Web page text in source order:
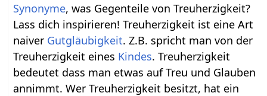
Synonyme, was Gegenteile von Treuherzigkeit?
Lass dich inspirieren! Treuherzigkeit ist eine Art
naiver Gutgläubigkeit. Z.B. spricht man von der
Treuherzigkeit eines Kindes. Treuherzigkeit
bedeutet dass man etwas auf Treu und Glauben
annimmt. Wer Treuherzigkeit besitzt, hat ein